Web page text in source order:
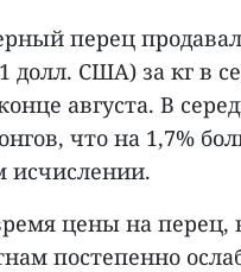
перец
долл. США) за кг в
августа. В
что на 1,7%
исчислении.
цены на перец,
постепенно